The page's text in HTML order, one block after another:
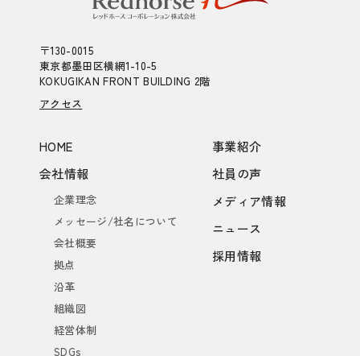
〒130-0015
東京都墨田区横網1-10-5
KOKUGIKAN FRONT BUILDING 2階
アクセス
HOME
会社情報
企業理念
メッセージ/社名について
会社概要
拠点
沿革
組織図
経営体制
SDGs
事業紹介
社員の声
メディア情報
ニュース
採用情報